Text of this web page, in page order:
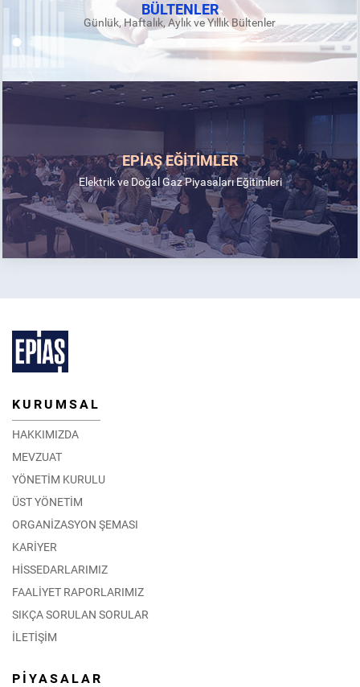
BÜLTENLER
Günlük, Haftalık, Aylık ve Yıllık Bültenler
EPİAŞ EĞİTİMLER
Elektrik ve Doğal Gaz Piyasaları Eğitimleri
KURUMSAL
HAKKIMIZDA
MEVZUAT
YÖNETİM KURULU
ÜST YÖNETİM
ORGANİZASYON ŞEMASI
KARİYER
HİSSEDARLARIMIZ
FAALİYET RAPORLARIMIZ
SIKÇA SORULAN SORULAR
İLETİŞİM
PİYASALAR